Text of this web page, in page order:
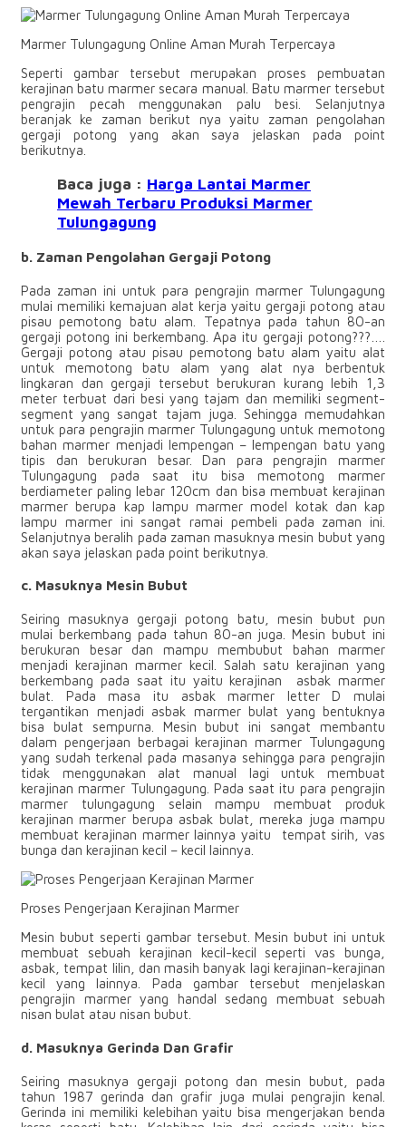
Marmer Tulungagung Online Aman Murah Terpercaya
Seperti gambar tersebut merupakan proses pembuatan
kerajinan batu marmer secara manual. Batu marmer tersebut
pengrajin pecah menggunakan palu besi. Selanjutnya
beranjak ke zaman berikut nya yaitu zaman pengolahan
gergaji potong yang akan saya jelaskan pada point
berikutnya.
Baca juga : Harga Lantai Marmer
Mewah Terbaru Produksi Marmer
Tulungagung
b. Zaman Pengolahan Gergaji Potong
Pada zaman ini untuk para pengrajin marmer Tulungagung
mulai memiliki kemajuan alat kerja yaitu gergaji potong atau
pisau pemotong batu alam. Tepatnya pada tahun 80-an
gergaji potong ini berkembang. Apa itu gergaji potong???….
Gergaji potong atau pisau pemotong batu alam yaitu alat
untuk memotong batu alam yang alat nya berbentuk
lingkaran dan gergaji tersebut berukuran kurang lebih 1,3
meter terbuat dari besi yang tajam dan memiliki segment-
segment yang sangat tajam juga. Sehingga memudahkan
untuk para pengrajin marmer Tulungagung untuk memotong
bahan marmer menjadi lempengan – lempengan batu yang
tipis dan berukuran besar. Dan para pengrajin marmer
Tulungagung pada saat itu bisa memotong marmer
berdiameter paling lebar 120cm dan bisa membuat kerajinan
marmer berupa kap lampu marmer model kotak dan kap
lampu marmer ini sangat ramai pembeli pada zaman ini.
Selanjutnya beralih pada zaman masuknya mesin bubut yang
akan saya jelaskan pada point berikutnya.
c. Masuknya Mesin Bubut
Seiring masuknya gergaji potong batu, mesin bubut pun
mulai berkembang pada tahun 80-an juga. Mesin bubut ini
berukuran besar dan mampu membubut bahan marmer
menjadi kerajinan marmer kecil. Salah satu kerajinan yang
berkembang pada saat itu yaitu kerajinan asbak marmer
bulat. Pada masa itu asbak marmer letter D mulai
tergantikan menjadi asbak marmer bulat yang bentuknya
bisa bulat sempurna. Mesin bubut ini sangat membantu
dalam pengerjaan berbagai kerajinan marmer Tulungagung
yang sudah terkenal pada masanya sehingga para pengrajin
tidak menggunakan alat manual lagi untuk membuat
kerajinan marmer Tulungagung. Pada saat itu para pengrajin
marmer tulungagung selain mampu membuat produk
kerajinan marmer berupa asbak bulat, mereka juga mampu
membuat kerajinan marmer lainnya yaitu tempat sirih, vas
bunga dan kerajinan kecil – kecil lainnya.
Proses Pengerjaan Kerajinan Marmer
Mesin bubut seperti gambar tersebut. Mesin bubut ini untuk
membuat sebuah kerajinan kecil-kecil seperti vas bunga,
asbak, tempat lilin, dan masih banyak lagi kerajinan-kerajinan
kecil yang lainnya. Pada gambar tersebut menjelaskan
pengrajin marmer yang handal sedang membuat sebuah
nisan bulat atau nisan bubut.
d. Masuknya Gerinda Dan Grafir
Seiring masuknya gergaji potong dan mesin bubut, pada
tahun 1987 gerinda dan grafir juga mulai pengrajin kenal.
Gerinda ini memiliki kelebihan yaitu bisa mengerjakan benda